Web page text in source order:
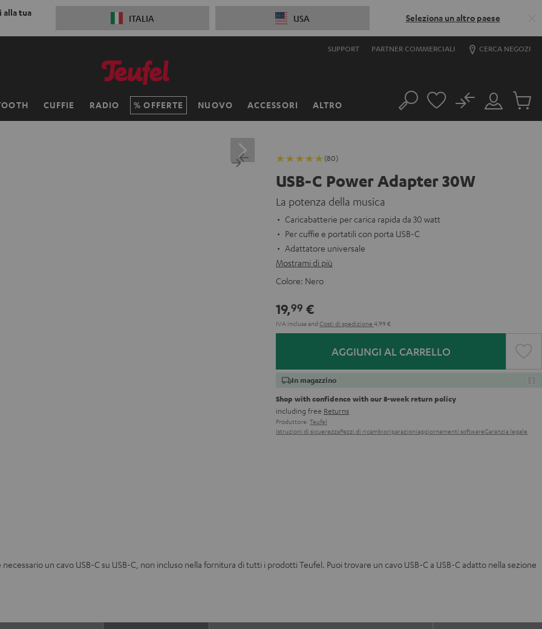
alla tua
ITALIA USA Seleziona un altro paese
SUPPORT PARTNER COMMERCIALI CERCA NEGOZI
CUFFIE RADIO OFFERTE NUOVO ACCESSORI ALTRO Cerca
Il
mio
No
Prodotti
(80)
USB-C Power Adapter 30W
La potenza della musica
Caricabatterie per carica rapida da 30 watt
Per cuffie e portatili con porta USB-C
Adattatore universale
Mostrami di più
Colore: Nero
19,99 €
IVA inclusa and Costi di spedizione 4,99 €
AGGIUNGI AL CARRELLO
In magazzino
Shop with confidence with our 8-week return policy
including free Returns
Produttore: Teufel
Istruzioni di sicuerezzaPezzi di ricambioriparazioniaggiornamenti softwareGaranzia legale
un cavo USB-C su USB-C, non incluso nella fornitura di tutti i prodotti Teufel. Puoi trovare un cavo USB-C a USB-C adatto nella sezione